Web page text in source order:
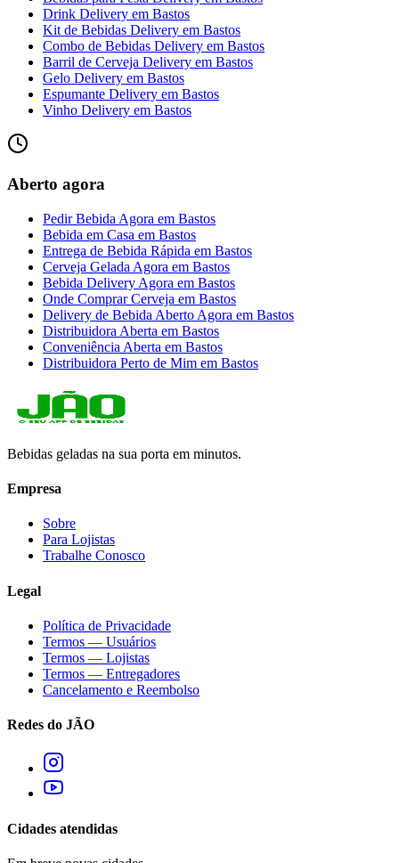
Drink Delivery em Bastos
Kit de Bebidas Delivery em Bastos
Combo de Bebidas Delivery em Bastos
Barril de Cerveja Delivery em Bastos
Gelo Delivery em Bastos
Espumante Delivery em Bastos
Vinho Delivery em Bastos
Aberto agora
Pedir Bebida Agora em Bastos
Bebida em Casa em Bastos
Entrega de Bebida Rápida em Bastos
Cerveja Gelada Agora em Bastos
Bebida Delivery Agora em Bastos
Onde Comprar Cerveja em Bastos
Delivery de Bebida Aberto Agora em Bastos
Distribuidora Aberta em Bastos
Conveniência Aberta em Bastos
Distribuidora Perto de Mim em Bastos
Bebidas geladas na sua porta em minutos.
Empresa
Sobre
Para Lojistas
Trabalhe Conosco
Legal
Política de Privacidade
Termos — Usuários
Termos — Lojistas
Termos — Entregadores
Cancelamento e Reembolso
Redes do JÃO
Cidades atendidas